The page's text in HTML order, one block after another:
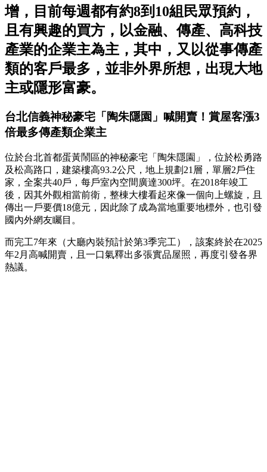
增，目前每週都有約8到10組民眾預約，
且有興趣的買方，以金融、傳產、高科技
產業的企業主為主，其中，又以從事傳產
類的客戶最多，並非外界所想，出現大地
主或隱形富豪。
台北信義神秘豪宅「陶朱隱園」喊開賣！賞屋客漲3
倍最多傳產類企業主
位於台北首都蛋黃鬧區的神秘豪宅「陶朱隱園」，位於松勇路
及松高路口，建築樓高93.2公尺，地上規劃21層，單層2戶住
家，全案共40戶，每戶室內空間廣達300坪。在2018年竣工
後，因其外觀相當前衛，整棟大樓看起來像一個向上螺旋，且
傳出一戶要價18億元，因此除了成為當地重要地標外，也引發
國內外網友矚目。
而完工7年來（大廳內裝預計於第3季完工），該案終於在2025
年2月高喊開賣，且一口氣釋出多張實品屋照，再度引發各界
熱議。